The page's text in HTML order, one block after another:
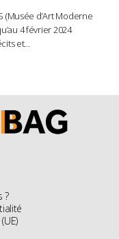
(Musée d’Art Moderne
4 février 2024
et...
?